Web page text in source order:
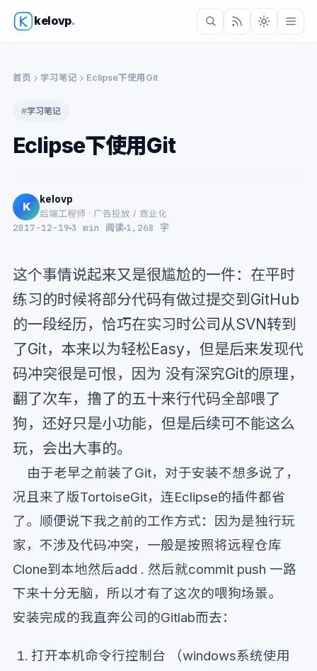
kelovp.
首页 学习笔记 Eclipse下使用Git
#学习笔记
Eclipse下使用Git
K
kelovp
后端工程师 · 广告投放 / 商业化
2017-12-19 3 min 阅读 1,268 字
这个事情说起来又是很尴尬的一件：在平时
练习的时候将部分代码有做过提交到GitHub
的一段经历，恰巧在实习时公司从SVN转到
了Git，本来以为轻松Easy，但是后来发现代
码冲突很是可恨，因为 没有深究Git的原理，
翻了次车，撸了的五十来行代码全部喂了
狗，还好只是小功能，但是后续可不能这么
玩，会出大事的。
由于老早之前装了Git，对于安装不想多说了，
况且来了版TortoiseGit，连Eclipse的插件都省
了。顺便说下我之前的工作方式：因为是独行玩
家，不涉及代码冲突，一般是按照将远程仓库
Clone到本地然后add . 然后就commit push 一路
下来十分无脑，所以才有了这次的喂狗场景。
安装完成的我直奔公司的Gitlab而去：
打开本机命令行控制台 （windows系统使用